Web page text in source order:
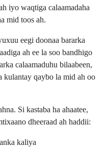
iyo waqtiga calaamadaha
mid toos ah.
eegi doonaa bararka
ah ee la soo bandhigo
calaamaduhu bilaabeen,
kulantay qaybo la mid ah oo
Si kastaba ha ahaatee,
dheeraad ah haddii:
kaliya